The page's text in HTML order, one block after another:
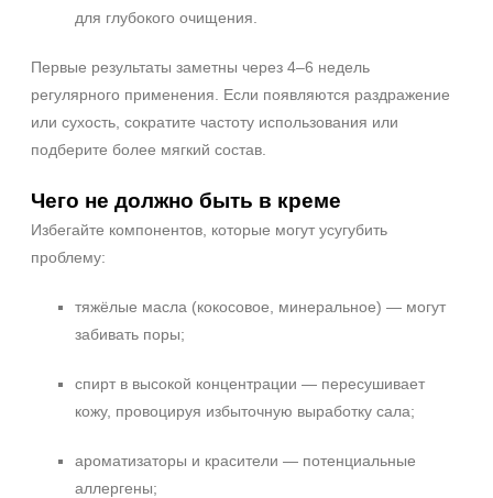
для глубокого очищения.
Первые результаты заметны через 4–6 недель
регулярного применения. Если появляются раздражение
или сухость, сократите частоту использования или
подберите более мягкий состав.
Чего не должно быть в креме
Избегайте компонентов, которые могут усугубить
проблему:
тяжёлые масла (кокосовое, минеральное) — могут
забивать поры;
спирт в высокой концентрации — пересушивает
кожу, провоцируя избыточную выработку сала;
ароматизаторы и красители — потенциальные
аллергены;